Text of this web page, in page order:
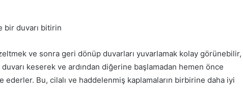
bir duvarı bitirin
ve sonra geri dönüp duvarları yuvarlamak kolay görünebilir,
keserek ve ardından diğerine başlamadan hemen önce
ederler. Bu, cilalı ve haddelenmiş kaplamaların birbirine daha iyi